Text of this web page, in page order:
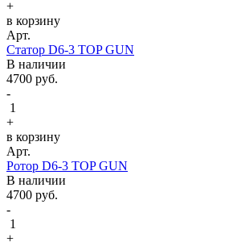
+
в корзину
Арт.
Статор D6-3 TOP GUN
В наличии
4700 руб.
-
1
+
в корзину
Арт.
Ротор D6-3 TOP GUN
В наличии
4700 руб.
-
1
+